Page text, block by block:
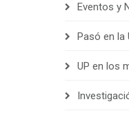
Eventos y
Pasó en la
UP en los